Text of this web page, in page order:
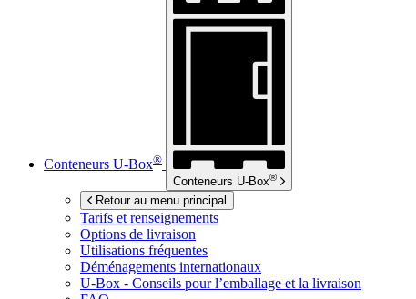
Conteneurs U-Box®
Conteneurs U-Box®
Retour au menu principal
Tarifs et renseignements
Options de livraison
Utilisations fréquentes
Déménagements internationaux
U-Box - Conseils pour l’emballage et la livraison